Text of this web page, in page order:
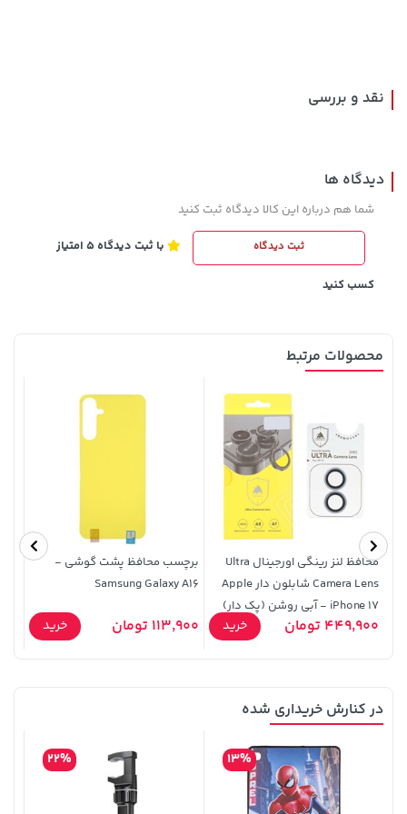
165,900
خرید
238,000 تومان
22,880,000 تومان خرید
219,900
نقد و بررسی
دیدگاه ها
شما هم درباره این کالا دیدگاه ثبت کنید
ثبت دیدگاه با ثبت دیدگاه 5 امتیاز
کسب کنید
محصولات مرتبط
محافظ لنز رینگی اورجینال Ultra
Camera Lens شابلون دار Apple
iPhone 17 - آبی روشن (پک دار)
449,900 تومان خرید
برچسب محافظ پشت گوشی -
Samsung Galaxy A16
113,900 تومان خرید
در کنارش خریداری شده
13%
22%